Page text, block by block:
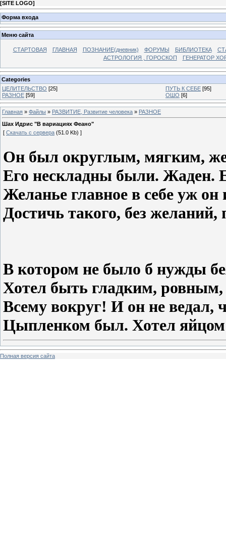
[SITE LOGO]
Форма входа
Меню сайта
СТАРТОВАЯ ГЛАВНАЯ ПОЗНАНИЕ(дневник) ФОРУМЫ БИБЛИОТЕКА
АСТРОЛОГИЯ , ГОРОСКОП
ГЕНЕРАТОР
Categories
ЦЕЛИТЕЛЬСТВО [25] ПУТЬ К СЕБЕ [95]
РАЗНОЕ [59] ОШО [6]
Главная » Файлы » РАЗВИТИЕ, Развитие человека » РАЗНОЕ
Шах Идрис "В вариациях Феано"
[ Скачать с сервера (51.0 Kb) ]
Он был округлым, мягким,
Его нескладны были. Жаден.
Желанье главное в себе уж он
Достичь такого, без желаний,
В котором не было б нужды
Хотел быть гладким,
Всему вокруг! И он не ведал,
Цыпленком был. Хотел
Полная версия сайта